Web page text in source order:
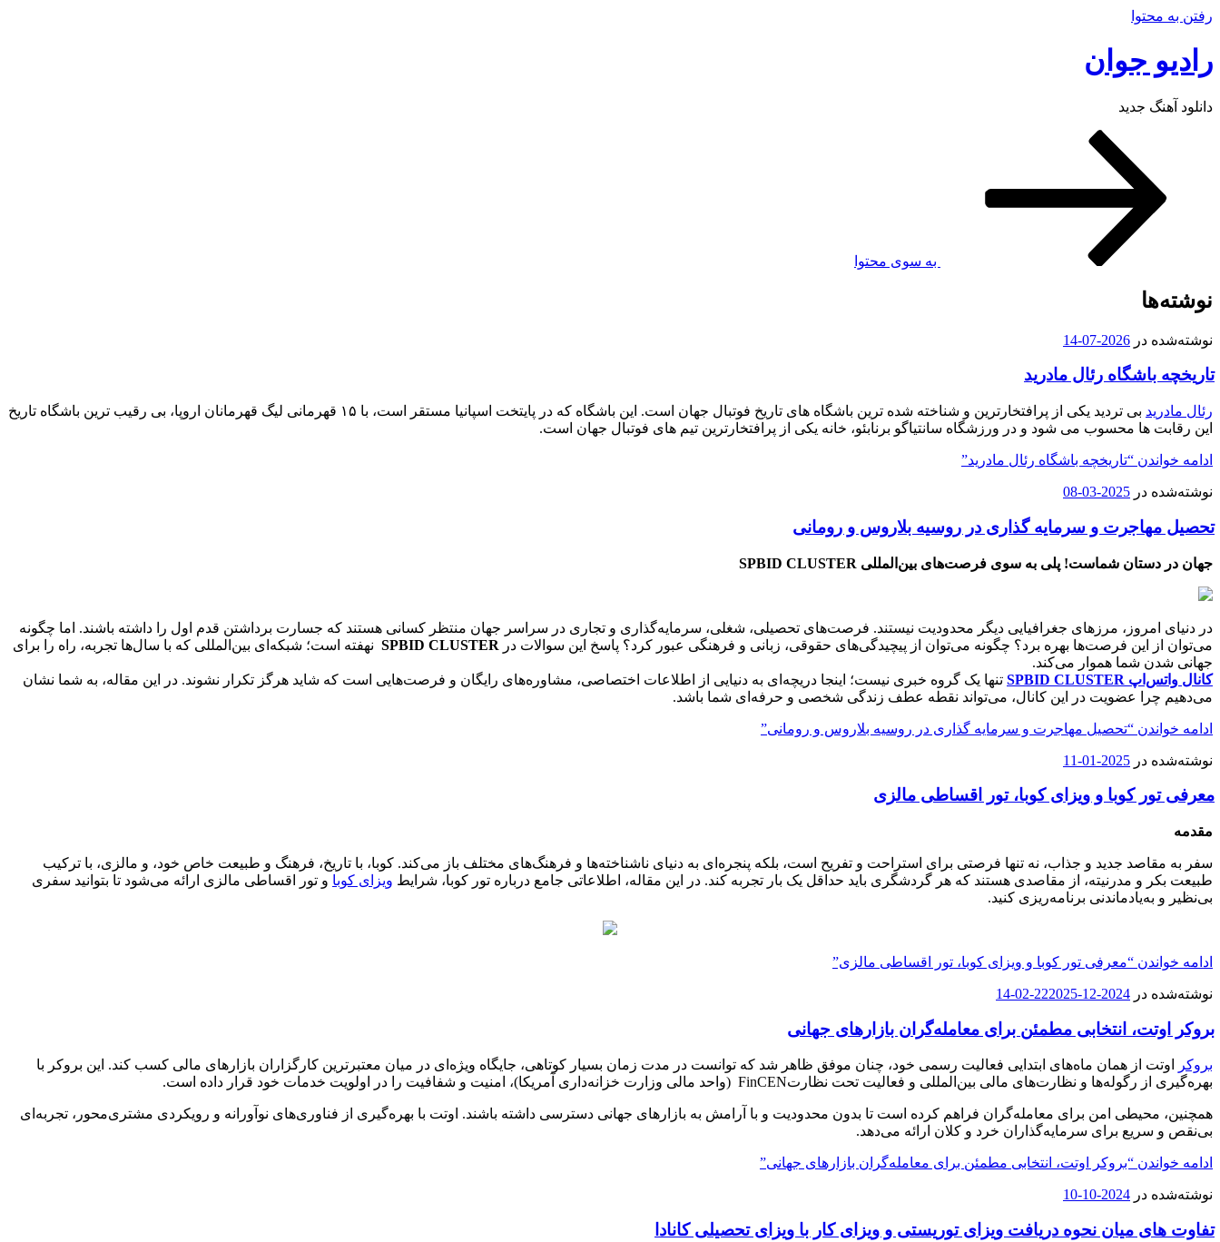
رفتن به محتوا
رادیو جوان
دانلود آهنگ جدید
به سوی محتوا
نوشته‌ها
نوشته‌شده در 2026-07-14
تاریخچه باشگاه رئال مادرید
رئال مادرید
بی تردید یکی از پرافتخارترین و شناخته شده ترین باشگاه های تاریخ فوتبال جهان است. این باشگاه که در پایتخت اسپانیا مستقر است، با ۱۵ قهرمانی لیگ قهرمانان اروپا، بی رقیب ترین باشگاه تاریخ
این رقابت ها محسوب می شود و در ورزشگاه سانتیاگو برنابئو، خانه یکی از پرافتخارترین تیم های فوتبال جهان است.
ادامه خواندن “تاریخچه باشگاه رئال مادرید”
نوشته‌شده در 2025-03-08
تحصیل مهاجرت و سرمایه گذاری در روسیه بلاروس و رومانی
جهان در دستان شماست! پلی به سوی فرصت‌های بین‌المللی SPBID CLUSTER
در دنیای امروز، مرزهای جغرافیایی دیگر محدودیت نیستند. فرصت‌های تحصیلی، شغلی، سرمایه‌گذاری و تجاری در سراسر جهان منتظر کسانی هستند که جسارت برداشتن قدم اول را داشته باشند. اما چگونه
می‌توان از این فرصت‌ها بهره برد؟ چگونه می‌توان از پیچیدگی‌های حقوقی، زبانی و فرهنگی عبور کرد؟ پاسخ این سوالات در SPBID CLUSTER نهفته است؛ شبکه‌ای بین‌المللی که با سال‌ها تجربه، راه را برای
جهانی شدن شما هموار می‌کند.
کانال واتس‌اپ SPBID CLUSTER
تنها یک گروه خبری نیست؛ اینجا دریچه‌ای به دنیایی از اطلاعات اختصاصی، مشاوره‌های رایگان و فرصت‌هایی است که شاید هرگز تکرار نشوند. در این مقاله، به شما نشان
می‌دهیم چرا عضویت در این کانال، می‌تواند نقطه عطف زندگی شخصی و حرفه‌ای شما باشد.
ادامه خواندن “تحصیل مهاجرت و سرمایه گذاری در روسیه بلاروس و رومانی”
نوشته‌شده در 2025-01-11
معرفی تور کوبا و ویزای کوبا، تور اقساطی مالزی
مقدمه
سفر به مقاصد جدید و جذاب، نه تنها فرصتی برای استراحت و تفریح است، بلکه پنجره‌ای به دنیای ناشناخته‌ها و فرهنگ‌های مختلف باز می‌کند. کوبا، با تاریخ، فرهنگ و طبیعت خاص خود، و مالزی، با ترکیب
طبیعت بکر و مدرنیته، از مقاصدی هستند که هر گردشگری باید حداقل یک بار تجربه کند. در این مقاله، اطلاعاتی جامع درباره تور کوبا، شرایط ویزای کوبا و تور اقساطی مالزی ارائه می‌شود تا بتوانید سفری
بی‌نظیر و به‌یادماندنی برنامه‌ریزی کنید.
ادامه خواندن “معرفی تور کوبا و ویزای کوبا، تور اقساطی مالزی”
نوشته‌شده در 2024-12-22
2025-02-14
بروکر اوتت، انتخابی مطمئن برای معامله‌گران بازارهای جهانی
بروکر
اوتت از همان ماه‌های ابتدایی فعالیت‌ رسمی خود، چنان موفق ظاهر شد که توانست در مدت زمان بسیار کوتاهی، جایگاه ویژه‌ای در میان معتبرترین کارگزاران بازارهای مالی کسب کند. این بروکر با
بهره‌گیری از رگوله‌ها و نظارت‌های مالی بین‌المللی و فعالیت تحت نظارتFinCEN (واحد مالی وزارت خزانه‌داری آمریکا)، امنیت و شفافیت را در اولویت خدمات خود قرار داده است.
همچنین، محیطی امن برای معامله‌گران فراهم کرده است تا بدون محدودیت و با آرامش به بازارهای جهانی دسترسی داشته باشند. اوتت با بهره‌گیری از فناوری‌های نوآورانه و رویکردی مشتری‌محور، تجربه‌ای
بی‌نقص و سریع برای سرمایه‌گذاران خرد و کلان ارائه می‌دهد.
ادامه خواندن “بروکر اوتت، انتخابی مطمئن برای معامله‌گران بازارهای جهانی”
نوشته‌شده در 2024-10-10
تفاوت های میان نحوه دریافت ویزای توریستی و ویزای کار با ویزای تحصیلی کانادا